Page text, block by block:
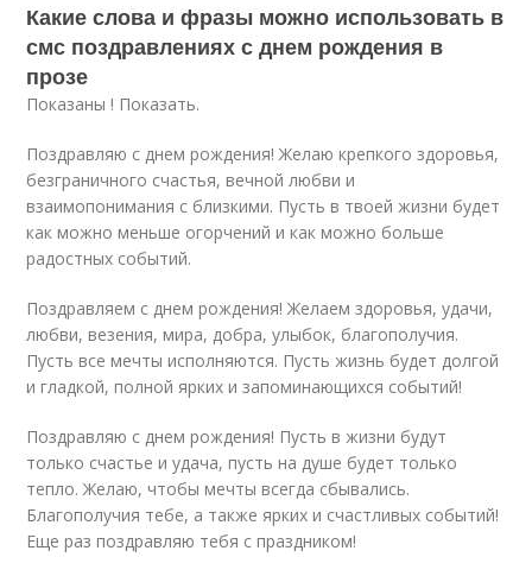
Какие слова и фразы можно использовать в
смс поздравлениях с днем рождения в
прозе
Показаны ! Показать.
Поздравляю с днем рождения! Желаю крепкого здоровья,
безграничного счастья, вечной любви и
взаимопонимания с близкими. Пусть в твоей жизни будет
как можно меньше огорчений и как можно больше
радостных событий.
Поздравляем с днем рождения! Желаем здоровья, удачи,
любви, везения, мира, добра, улыбок, благополучия.
Пусть все мечты исполняются. Пусть жизнь будет долгой
и гладкой, полной ярких и запоминающихся событий!
Поздравляю с днем рождения! Пусть в жизни будут
только счастье и удача, пусть на душе будет только
тепло. Желаю, чтобы мечты всегда сбывались.
Благополучия тебе, а также ярких и счастливых событий!
Еще раз поздравляю тебя с праздником!